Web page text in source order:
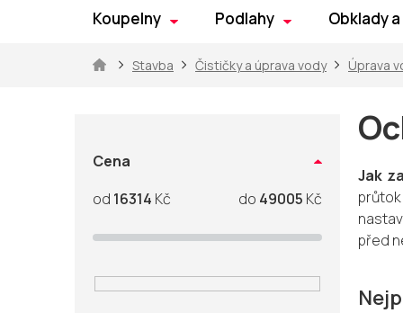
Koupelny Podlahy Obklady
DomůStavba Čističky a úprava vody Úprava
Cena
16314 Kč 49005 Kč
Jak
před